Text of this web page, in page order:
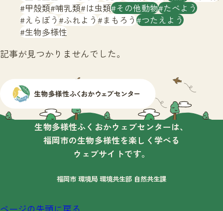
甲殻類 哺乳類 は虫類 その他動物 たべよう
えらぼう ふれよう まもろう つたえよう
生物多様性
記事が見つかりませんでした。
生物多様性ふくおかウェブセンターは、
福岡市の生物多様性を楽しく学べる
ウェブサイトです。
福岡市 環境局 環境共生部 自然共生課